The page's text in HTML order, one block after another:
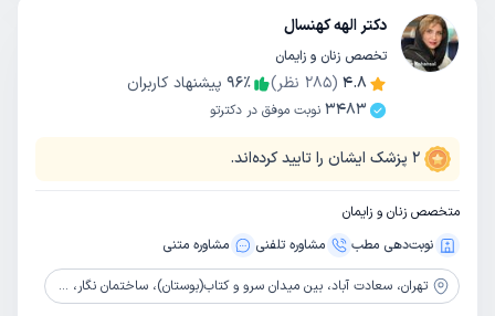
دکتر الهه کهنسال
تخصص زنان و زایمان
4.8
(
285 نظر) 96٪
پیشنهاد کاربران
3483 نوبت موفق در دکترتو
2 پزشک ایشان را تایید کرده‌اند.
متخصص زنان و زایمان
نوبت‌دهی مطب
مشاوره‌ تلفنی مشاوره‌ متنی
تهران، سعادت آباد، بین میدان سرو و کتاب(بوستان)، ساختمان نگار، طبقه4، واحد72